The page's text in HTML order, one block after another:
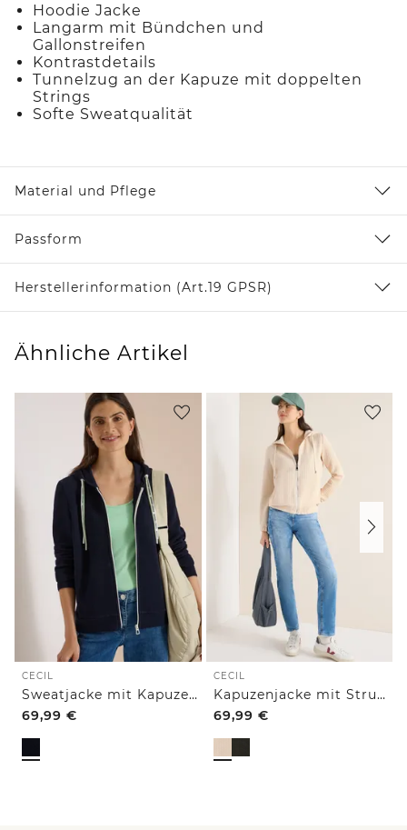
Hoodie Jacke
Langarm mit Bündchen und
Gallonstreifen
Kontrastdetails
Tunnelzug an der Kapuze mit doppelten
Strings
Softe Sweatqualität
Material und Pflege
Passform
Herstellerinformation (Art.19 GPSR)
Ähnliche Artikel
CECIL
Sweatjacke mit Kapuze und Struktur
69,99 €
CECIL
Kapuzenjacke mit Struktur
69,99 €